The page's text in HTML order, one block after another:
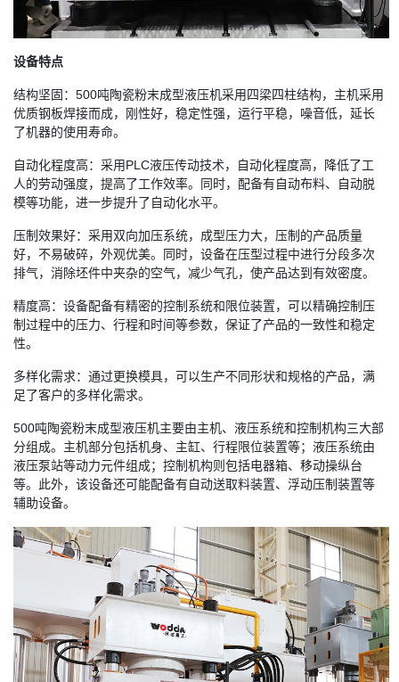
设备特点
结构坚固：500吨陶瓷粉末成型液压机采用四梁四柱结构，主机采用
优质钢板焊接而成，刚性好，稳定性强，运行平稳，噪音低，延长
了机器的使用寿命。
自动化程度高：采用PLC液压传动技术，自动化程度高，降低了工
人的劳动强度，提高了工作效率。同时，配备有自动布料、自动脱
模等功能，进一步提升了自动化水平。
压制效果好：采用双向加压系统，成型压力大，压制的产品质量
好，不易破碎，外观优美。同时，设备在压型过程中进行分段多次
排气，消除坯件中夹杂的空气，减少气孔，使产品达到有效密度。
精度高：设备配备有精密的控制系统和限位装置，可以精确控制压
制过程中的压力、行程和时间等参数，保证了产品的一致性和稳定
性。
多样化需求：通过更换模具，可以生产不同形状和规格的产品，满
足了客户的多样化需求。
500吨陶瓷粉末成型液压机主要由主机、液压系统和控制机构三大部
分组成。主机部分包括机身、主缸、行程限位装置等；液压系统由
液压泵站等动力元件组成；控制机构则包括电器箱、移动操纵台
等。此外，该设备还可能配备有自动送取料装置、浮动压制装置等
辅助设备。